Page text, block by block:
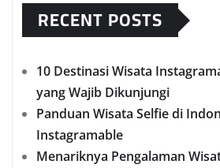
RECENT POSTS
10 Destinasi Wisata
yang Wajib Dikunjungi
Panduan Wisata Selfie di
Instagramable
Menariknya Pengalaman